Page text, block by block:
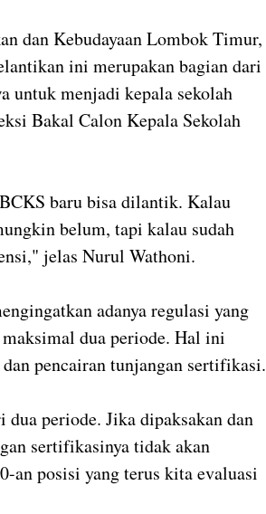
dan Kebudayaan Lombok Timur,
ini merupakan bagian dari
untuk menjadi kepala sekolah
Bakal Calon Kepala Sekolah
baru bisa dilantik. Kalau
belum, tapi kalau sudah
jelas Nurul Wathoni.
adanya regulasi yang
dua periode. Hal ini
pencairan tunjangan sertifikasi.
periode. Jika dipaksakan dan
sertifikasinya tidak akan
an posisi yang terus kita evaluasi